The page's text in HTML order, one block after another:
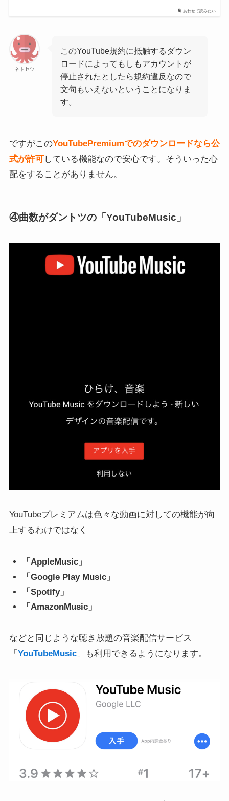
あわせて読みたい
ネトセツ
このYouTube規約に抵触するダウン
ロードによってもしもアカウントが
停止されたとしたら規約違反なので
文句もいえないということになりま
す。
ですがこのYouTubePremiumでのダウンロードなら公
式が許可している機能なので安心です。そういった心
配をすることがありません。
④曲数がダントツの「YouTubeMusic」
YouTubeプレミアムは色々な動画に対しての機能が向
上するわけではなく
「AppleMusic」
「Google Play Music」
「Spotify」
「AmazonMusic」
などと同じような聴き放題の音楽配信サービス
「 YouTubeMusic」も利用できるようになります。